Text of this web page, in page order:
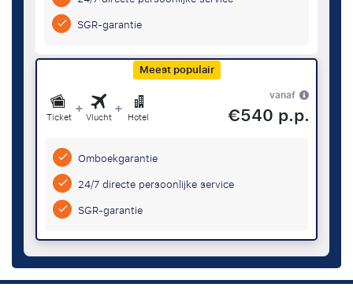
SGR-garantie
Meest populair
Ticket + Vlucht + Hotel
vanaf
€540 p.p.
Omboekgarantie
24/7 directe persoonlijke service
SGR-garantie